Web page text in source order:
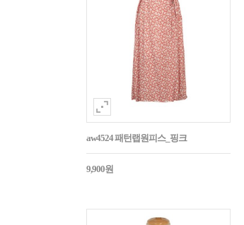
aw4524 패턴랩원피스_핑크
9,900원